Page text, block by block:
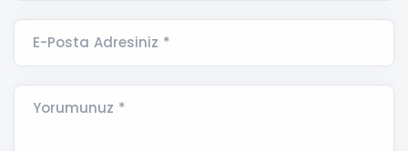
E-Posta Adresiniz *
Yorumunuz *